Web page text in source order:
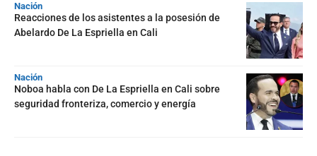
Nación
Reacciones de los asistentes a la posesión de
Abelardo De La Espriella en Cali
Nación
Noboa habla con De La Espriella en Cali sobre
seguridad fronteriza, comercio y energía